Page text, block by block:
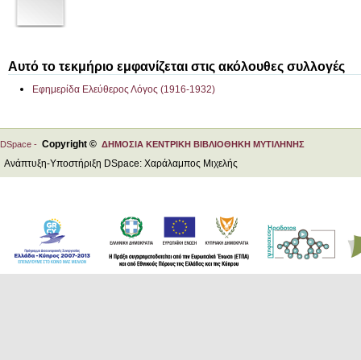
Αυτό το τεκμήριο εμφανίζεται στις ακόλουθες συλλογές
Εφημερίδα Ελεύθερος Λόγος (1916-1932)
DSpace - Copyright © ΔΗΜΟΣΙΑ ΚΕΝΤΡΙΚΗ ΒΙΒΛΙΟΘΗΚΗ ΜΥΤΙΛΗΝΗΣ
Ανάπτυξη-Υποστήριξη DSpace: Χαράλαμπος Μιχελής